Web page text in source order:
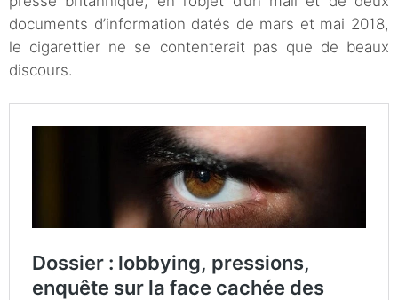
documents d’information datés de mars et mai 2018,
le cigarettier ne se contenterait pas que de beaux
discours.